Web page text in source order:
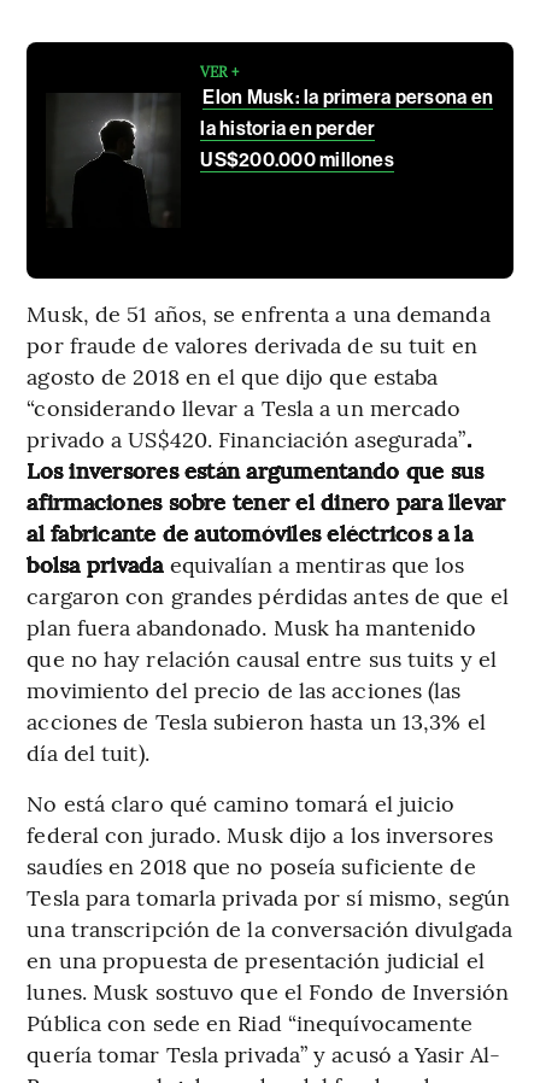
VER +
Elon Musk: la primera persona en
la historia en perder
US$200.000 millones
Musk, de 51 años, se enfrenta a una demanda
por fraude de valores derivada de su tuit en
agosto de 2018 en el que dijo que estaba
“considerando llevar a Tesla a un mercado
privado a US$420. Financiación asegurada”.
Los inversores están argumentando que sus
afirmaciones sobre tener el dinero para llevar
al fabricante de automóviles eléctricos a la
bolsa privadaequivalían a mentiras que los
cargaron con grandes pérdidas antes de que el
plan fuera abandonado. Musk ha mantenido
que no hay relación causal entre sus tuits y el
movimiento del precio de las acciones (las
acciones de Tesla subieron hasta un 13,3% el
día del tuit).
No está claro qué camino tomará el juicio
federal con jurado. Musk dijo a los inversores
saudíes en 2018 que no poseía suficiente de
Tesla para tomarla privada por sí mismo, según
una transcripción de la conversación divulgada
en una propuesta de presentación judicial el
lunes. Musk sostuvo que el Fondo de Inversión
Pública con sede en Riad “inequívocamente
quería tomar Tesla privada” y acusó a Yasir Al-